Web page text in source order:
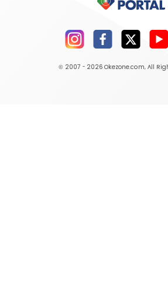
© 2007 - 2026 Okezone.com, All